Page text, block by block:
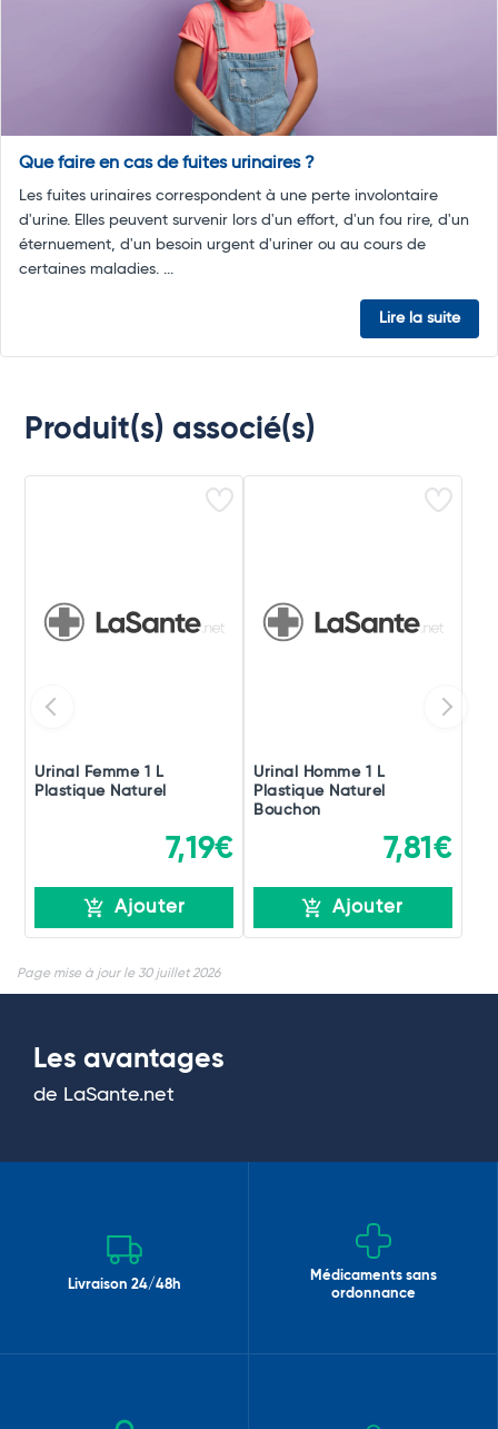
Que faire en cas de fuites urinaires ?
Les fuites urinaires correspondent à une perte involontaire
d'urine. Elles peuvent survenir lors d'un effort, d'un fou rire, d'un
éternuement, d'un besoin urgent d'uriner ou au cours de
certaines maladies. ...
Lire la suite
Produit(s) associé(s)
Urinal Femme 1 L
Plastique Naturel
7,19€
Ajouter
Urinal Homme 1 L
Plastique Naturel
Bouchon
7,81€
Ajouter
Page mise à jour le 30 juillet 2026
Les avantages
de LaSante.net
Livraison 24/48h
Médicaments sans
ordonnance